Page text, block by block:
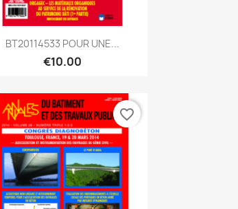
Quick view
BT20114533 POUR UNE...
€10.00
favorite_border